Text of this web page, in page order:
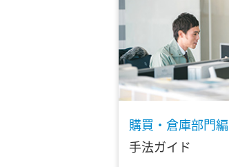
購買・倉庫部門編
手法ガイド